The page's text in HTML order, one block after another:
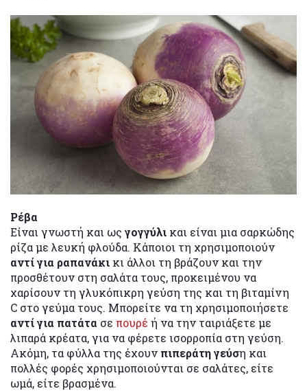
Ρέβα
Είναι γνωστή και ως γογγύλι και είναι μια σαρκώδης
ρίζα με λευκή φλούδα. Κάποιοι τη χρησιμοποιούν
αντί για ραπανάκι κι άλλοι τη βράζουν και την
προσθέτουν στη σαλάτα τους, προκειμένου να
χαρίσουν τη γλυκόπικρη γεύση της και τη βιταμίνη
C στο γεύμα τους. Μπορείτε να τη χρησιμοποιήσετε
αντί για πατάτα σε πουρέ ή να την ταιριάξετε με
λιπαρά κρέατα, για να φέρετε ισορροπία στη γεύση.
Ακόμη, τα φύλλα της έχουν πιπεράτη γεύση και
πολλές φορές χρησιμοποιούνται σε σαλάτες, είτε
ωμά, είτε βρασμένα.